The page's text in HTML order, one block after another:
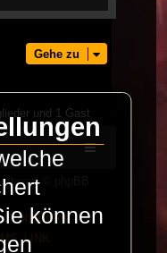
Gehe zu
und 1 Gast
© phpBB
phpBB.de
können